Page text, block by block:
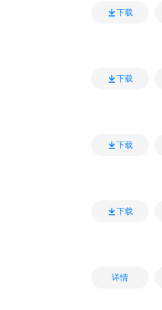
下载
下载
下载
下载
详情